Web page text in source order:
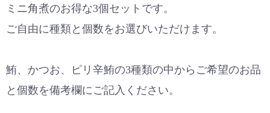
ミニ角煮のお得な3個セットです。
ご自由に種類と個数をお選びいただけます。
鮪、かつお、ピリ辛鮪の3種類の中からご希望のお品
と個数を備考欄にご記入ください。